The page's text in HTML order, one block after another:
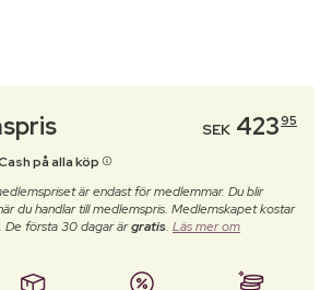
SEK 42395
på alla köp
är endast för medlemmar. Du blir
du handlar till medlemspris. Medlemskapet kostar
. De första 30 dagar ärgratis. Läs mer om